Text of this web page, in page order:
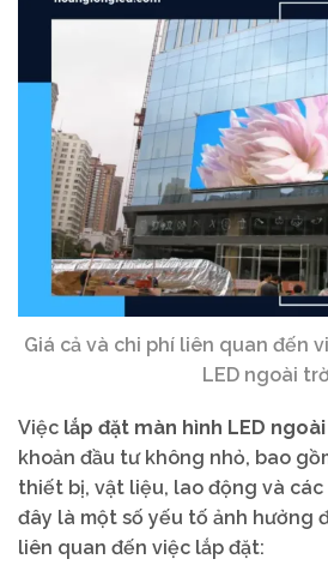
Giá cả và chi phí liên quan đến
LED ngoài
Việc lắp đặt màn hình LED
khoản đầu tư không nhỏ, bao
thiết bị, vật liệu, lao động và các
đây là một số yếu tố ảnh hưởng
liên quan đến việc lắp đặt: